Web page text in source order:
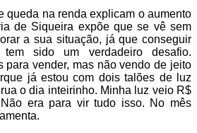
queda na renda explicam o aumento
de Siqueira expõe que se vê sem
a sua situação, já que conseguir
sido um verdadeiro desafio.
para vender, mas não vendo de jeito
já estou com dois talões de luz
o dia inteirinho. Minha luz veio R$
era para vir tudo isso. No mês